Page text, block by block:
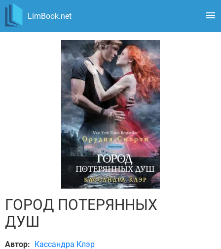
LimBook.net
ГОРОД ПОТЕРЯННЫХ
ДУШ
Автор: Кассандра Клэр